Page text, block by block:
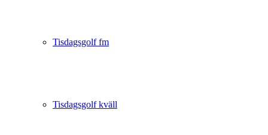
Tisdagsgolf fm
Tisdagsgolf kväll